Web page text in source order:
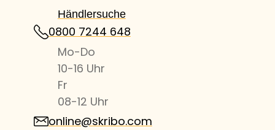
Händlersuche
0800 7244 648
Mo-Do
10-16 Uhr
Fr
08-12 Uhr
online@skribo.com